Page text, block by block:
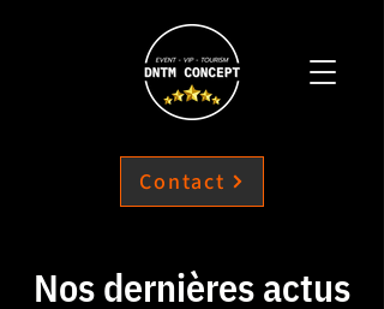
Contact
Nos dernières actus